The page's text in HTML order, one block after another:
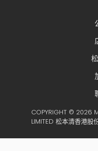
COPYRIGHT © 2026
LIMITED 松本清香港